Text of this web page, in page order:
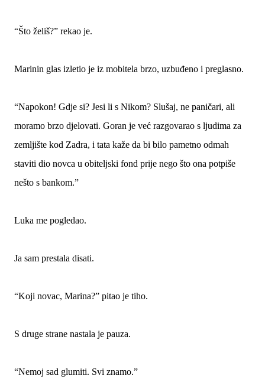
“Što želiš?” rekao je.
Marinin glas izletio je iz mobitela brzo, uzbuđeno i preglasno.
“Napokon! Gdje si? Jesi li s Nikom? Slušaj, ne paničari, ali
moramo brzo djelovati. Goran je već razgovarao s ljudima za
zemljište kod Zadra, i tata kaže da bi bilo pametno odmah
staviti dio novca u obiteljski fond prije nego što ona potpiše
nešto s bankom.”
Luka me pogledao.
Ja sam prestala disati.
“Koji novac, Marina?” pitao je tiho.
S druge strane nastala je pauza.
“Nemoj sad glumiti. Svi znamo.”